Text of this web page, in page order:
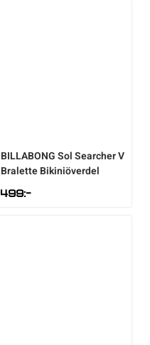
BILLABONGSol Searcher V
Bralette Bikiniöverdel
499:-